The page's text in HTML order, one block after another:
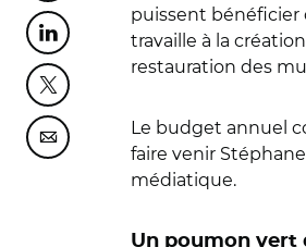
Partager cette page sur
Partager cette page sur Twitter
Partager cette page sur Courriel
puissent bénéficier
travaille à la
restauration des
Le budget annuel
faire venir
médiatique.
Un poumon vert